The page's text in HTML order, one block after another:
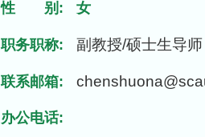
性 别: 女
职务职称: 副教授/硕士生导师
联系邮箱:
办公电话: